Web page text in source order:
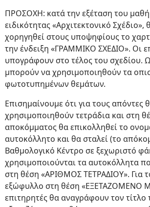
ΠΡΟΣΟΧΗ: κατά την εξέταση του
ειδικότητας «Αρχιτεκτονικό Σχέδιο»,
χορηγηθεί στους υποψηφίους το
την ένδειξη «ΓΡΑΜΜΙΚΟ ΣΧΕΔΙΟ». Οι
υπογράφουν στο τέλος του σχεδίου.
μπορούν να χρησιμοποιηθούν τα
φωτοτυπημένων θεμάτων.
Επισημαίνουμε ότι για τους απόντες
χρησιμοποιηθούν τετράδια και στη
αποκόμματος θα επικολληθεί το
αυτοκόλλητο και θα σταλεί (το
Βαθμολογικό Κέντρο σε ξεχωριστό
χρησιμοποιούνται τα αυτοκόλλητα
στη θέση «ΑΡΙΘΜΟΣ ΤΕΤΡΑΔΙΟΥ». Για
εξώφυλλο στη θέση «ΕΞΕΤΑΖΟΜΕΝΟ
επιτηρητές θα αναγράφουν τον τίτλο